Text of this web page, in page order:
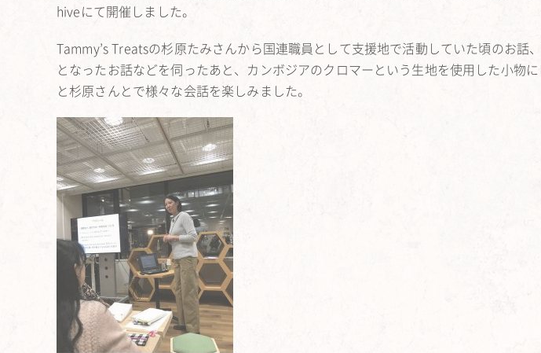
hiveにて開催しました。
Tammy’s Treatsの杉原たみさんから国連職員として支援地で活動していた頃のお話
となったお話などを伺ったあと、カンボジアのクロマーという生地を使用した小物
と杉原さんとで様々な会話を楽しみました。